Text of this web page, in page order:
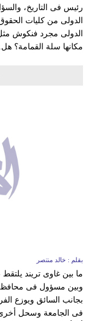
رئيس فى التاريخ،
الدولى من كليات
الدولى مجرد فنكوش
مكانها سلة القمامة؟
بقلم : خالد منتصر
ما بين غاوى تريند
وبين مسؤول فى محافظة
بجانب السائق ويوزع
فى الجامعة وسحل أخرى